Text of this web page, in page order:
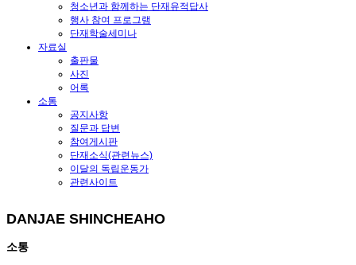
청소년과 함께하는 단재유적답사
행사 참여 프로그램
단재학술세미나
자료실
출판물
사진
어록
소통
공지사항
질문과 답변
참여게시판
단재소식(관련뉴스)
이달의 독립운동가
관련사이트
DANJAE SHINCHEAHO
소통